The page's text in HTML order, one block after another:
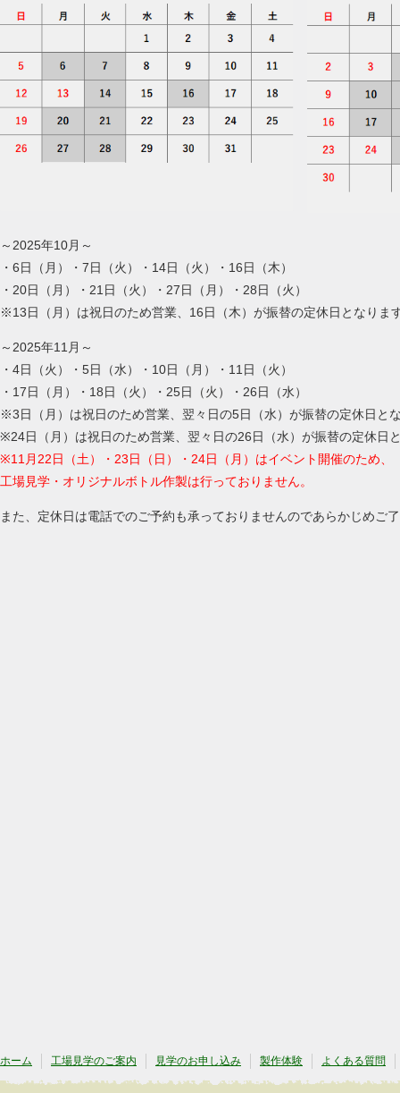
～2025年10月～
・6日（月）・7日（火）・14日（火）・16日（木）
・20日（月）・21日（火）・27日（月）・28日（火）
※13日（月）は祝日のため営業、16日（木）が振替の定休日となりま
～2025年11月～
・4日（火）・5日（水）・10日（月）・11日（火）
・17日（月）・18日（火）・25日（火）・26日（水）
※3日（月）は祝日のため営業、翌々日の5日（水）が振替の定休日と
※24日（月）は祝日のため営業、翌々日の26日（水）が振替の定休日
※11月22日（土）・23日（日）・24日（月）はイベント開催のため、
工場見学・オリジナルボトル作製は行っておりません。
また、定休日は電話でのご予約も承っておりませんのであらかじめご
ホーム 工場見学のご案内 見学のお申し込み 製作体験 よくある質問